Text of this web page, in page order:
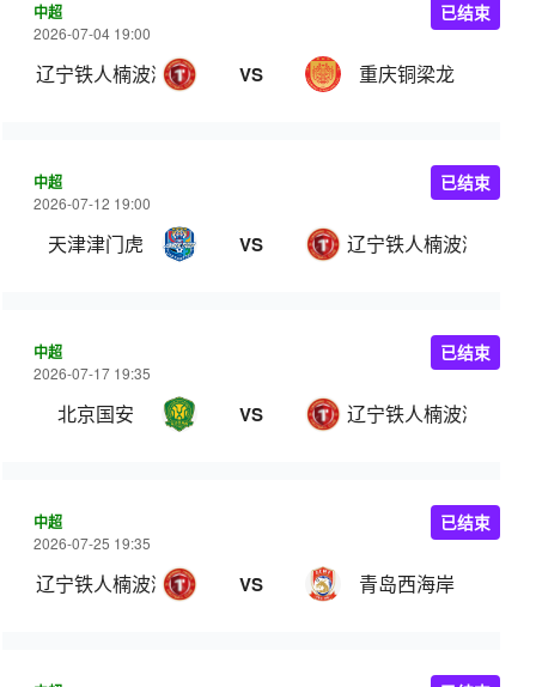
中超
2026-07-04 19:00
辽宁铁人楠波湾 VS 重庆铜梁龙
已结束
中超
2026-07-12 19:00
天津津门虎 VS 辽宁铁人楠波湾
已结束
中超
2026-07-17 19:35
北京国安 VS 辽宁铁人楠波湾
已结束
中超
2026-07-25 19:35
辽宁铁人楠波湾 VS 青岛西海岸
已结束